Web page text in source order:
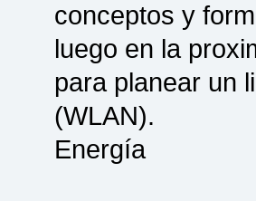
conceptos y
luego en la
para planear un
(WLAN).
Energía